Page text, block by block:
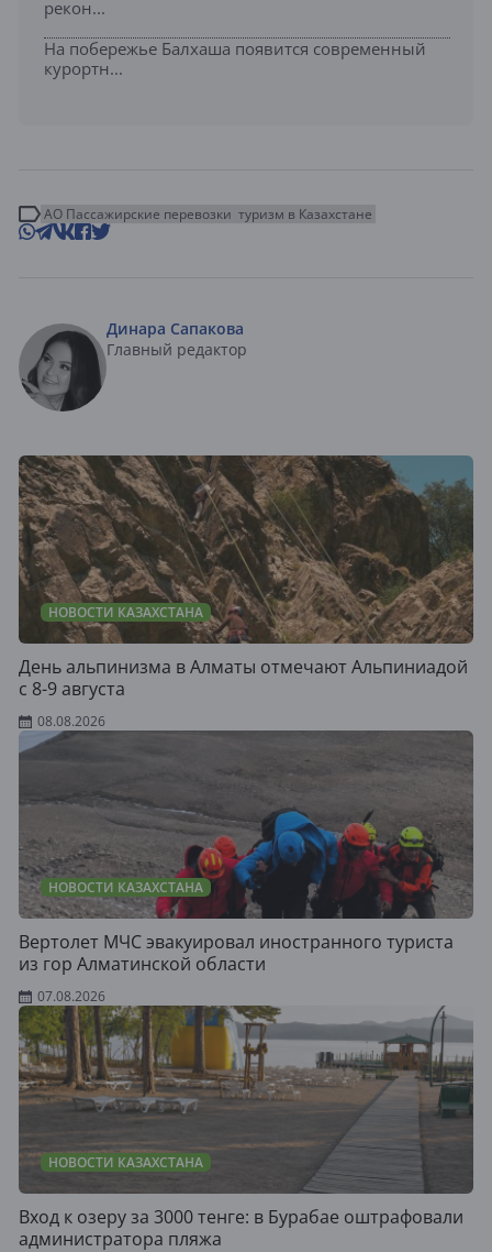
рекон...
На побережье Балхаша появится современный
курортн...
АО Пассажирские перевозки туризм в Казахстане
Динара Сапакова
Главный редактор
НОВОСТИ КАЗАХСТАНА
День альпинизма в Алматы отмечают Альпиниадой
с 8-9 августа
08.08.2026
НОВОСТИ КАЗАХСТАНА
Вертолет МЧС эвакуировал иностранного туриста
из гор Алматинской области
07.08.2026
НОВОСТИ КАЗАХСТАНА
Вход к озеру за 3000 тенге: в Бурабае оштрафовали
администратора пляжа